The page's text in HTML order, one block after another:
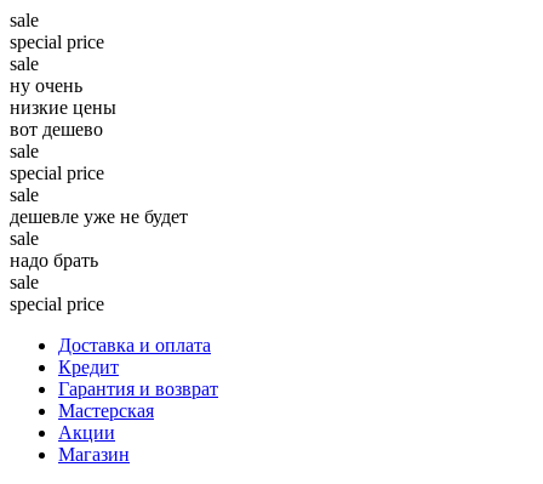
sale
special price
sale
ну очень
низкие цены
вот дешево
sale
special price
sale
дешевле уже не будет
sale
надо брать
sale
special price
Доставка и оплата
Кредит
Гарантия и возврат
Мастерская
Акции
Магазин